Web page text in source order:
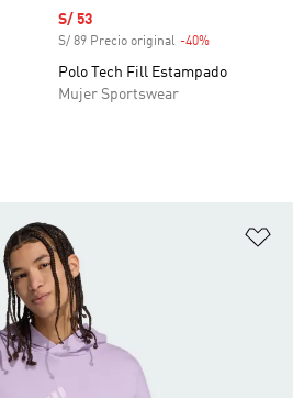
Precio de venta
S/ 53
S/ 89 Precio original -40%
Polo Tech Fill Estampado
Mujer Sportswear